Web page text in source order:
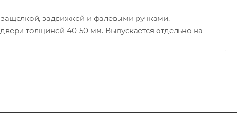
задвижкой и фалевыми ручками.
толщиной 40-50 мм. Выпускается отдельно на